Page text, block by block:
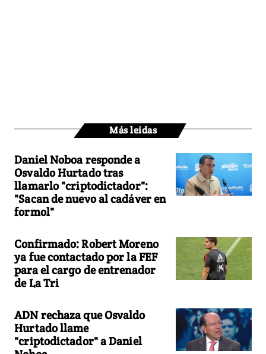
Más leídas
Daniel Noboa responde a
Osvaldo Hurtado tras
llamarlo "criptodictador":
"Sacan de nuevo al cadáver en
formol"
Confirmado: Robert Moreno
ya fue contactado por la FEF
para el cargo de entrenador
de La Tri
ADN rechaza que Osvaldo
Hurtado llame
"criptodictador" a Daniel